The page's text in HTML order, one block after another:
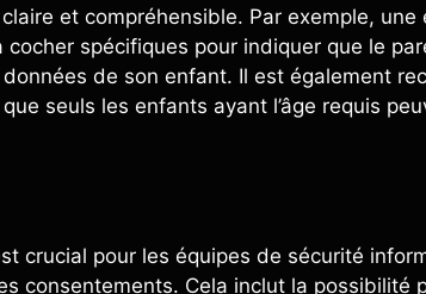
et compréhensible. Par exemple,
spécifiques pour indiquer que le
de son enfant. Il est également
seuls les enfants ayant l’âge requis
crucial pour les équipes de sécurité
consentements. Cela inclut la possibilité